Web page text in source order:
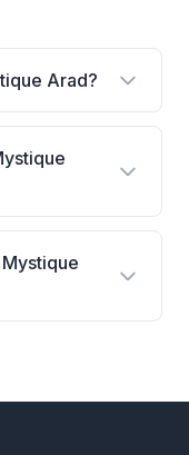
Arad?